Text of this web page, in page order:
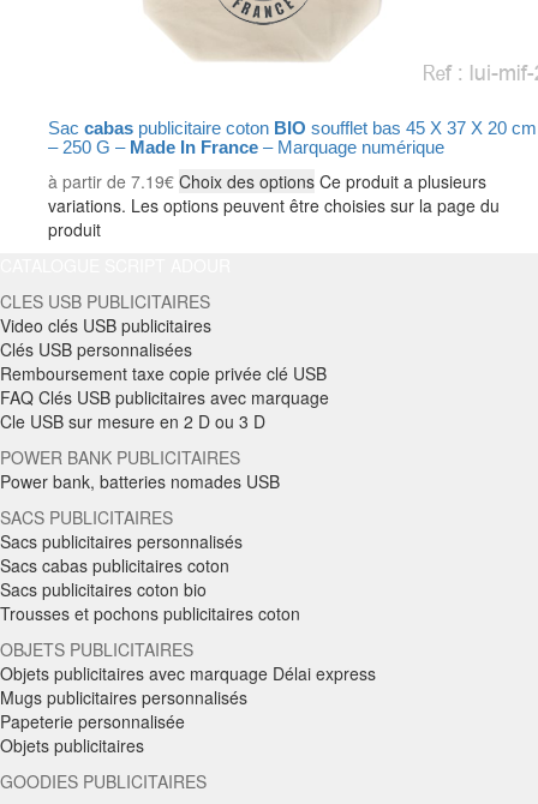
Sac cabas publicitaire coton BIO soufflet bas 45 X 37 X 20 cm
– 250 G – Made In France – Marquage numérique
à partir de 7.19€ Choix des options Ce produit a plusieurs
variations. Les options peuvent être choisies sur la page du
produit
CLES USB PUBLICITAIRES
Video clés USB publicitaires
Clés USB personnalisées
Remboursement taxe copie privée clé USB
FAQ Clés USB publicitaires avec marquage
Cle USB sur mesure en 2 D ou 3 D
POWER BANK PUBLICITAIRES
Power bank, batteries nomades USB
SACS PUBLICITAIRES
Sacs publicitaires personnalisés
Sacs cabas publicitaires coton
Sacs publicitaires coton bio
Trousses et pochons publicitaires coton
OBJETS PUBLICITAIRES
Objets publicitaires avec marquage Délai express
Mugs publicitaires personnalisés
Papeterie personnalisée
Objets publicitaires
GOODIES PUBLICITAIRES